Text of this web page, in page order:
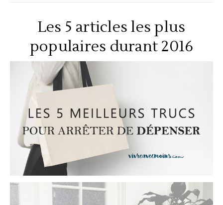
Les 5 articles les plus
populaires durant 2016